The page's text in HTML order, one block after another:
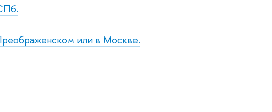
или в Москве.